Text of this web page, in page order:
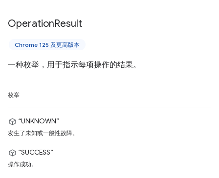
OperationResult
Chrome 125 及更高版本
一种枚举，用于指示每项操作的结果。
枚举
“UNKNOWN”
发生了未知或一般性故障。
“SUCCESS”
操作成功。